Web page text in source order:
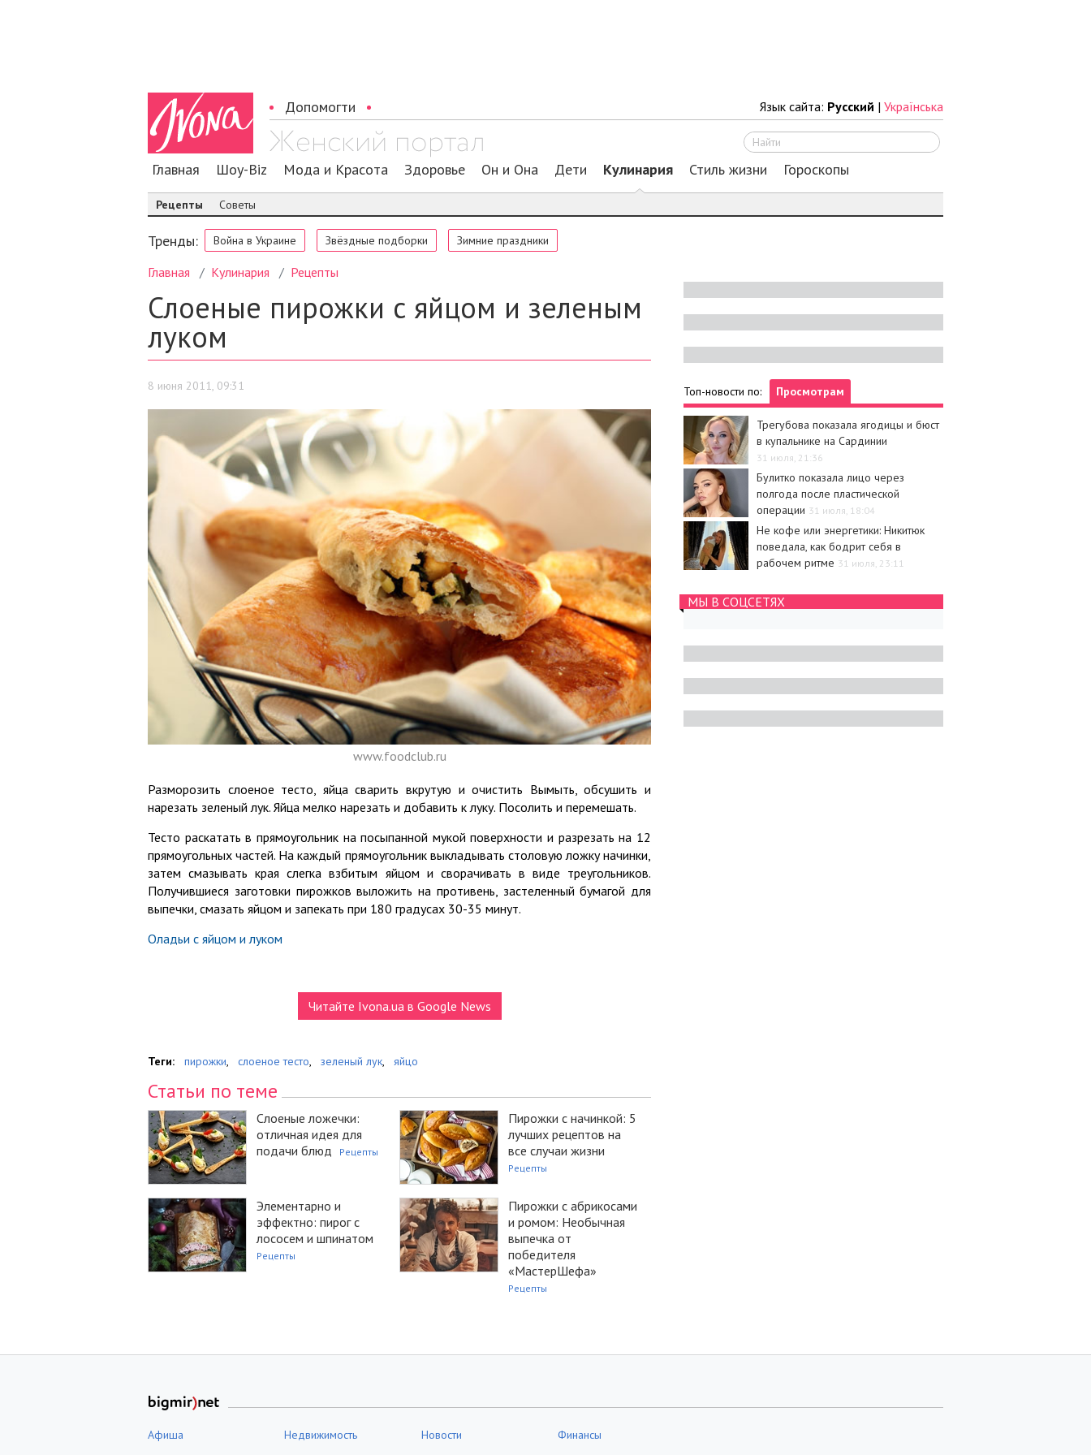
Допомогти Язык сайта: Русский | Українська
Главная Шоу-Biz Мода и Красота Здоровье Он и Она Дети Кулинария Стиль жизни Гороскопы
Рецепты Советы
Тренды: Война в Украине Звёздные подборки Зимние праздники
Главная Кулинария Рецепты
Слоеные пирожки с яйцом и зеленым
луком
8 июня 2011, 09:31
www.foodclub.ru
Разморозить слоеное тесто, яйца сварить вкрутую и очистить Вымыть, обсушить и
нарезать зеленый лук. Яйца мелко нарезать и добавить к луку. Посолить и перемешать.
Тесто раскатать в прямоугольник на посыпанной мукой поверхности и разрезать на 12
прямоугольных частей. На каждый прямоугольник выкладывать столовую ложку начинки,
затем смазывать края слегка взбитым яйцом и сворачивать в виде треугольников.
Получившиеся заготовки пирожков выложить на противень, застеленный бумагой для
выпечки, смазать яйцом и запекать при 180 градусах 30-35 минут.
Оладьи с яйцом и луком
Читайте Ivona.ua в Google News
Теги: пирожки, слоеное тесто, зеленый лук, яйцо
Статьи по теме
Слоеные ложечки:
отличная идея для
подачи блюд
Рецепты
Пирожки с начинкой: 5
лучших рецептов на
все случаи жизни
Рецепты
Элементарно и
эффектно: пирог с
лососем и шпинатом
Рецепты
Пирожки с абрикосами
и ромом: Необычная
выпечка от
победителя
«МастерШефа»
Рецепты
Топ-новости по: Просмотрам
Трегубова показала ягодицы и бюст
в купальнике на Сардинии
31 июля, 21:36
Булитко показала лицо через
полгода после пластической
операции 31 июля, 18:04
Не кофе или энергетики: Никитюк
поведала, как бодрит себя в
рабочем ритме 31 июля, 23:11
МЫ В СОЦСЕТЯХ
Афиша Недвижимость Новости Финансы